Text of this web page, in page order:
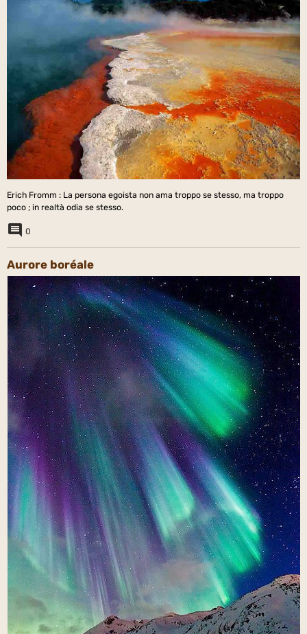
Erich Fromm : La persona egoista non ama troppo se stesso, ma troppo
poco ; in realtà odia se stesso.
0
Aurore boréale